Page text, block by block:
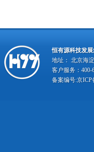
恒有源科技发展
地址： 北京海
客户服务：400-
备案编号:京ICP